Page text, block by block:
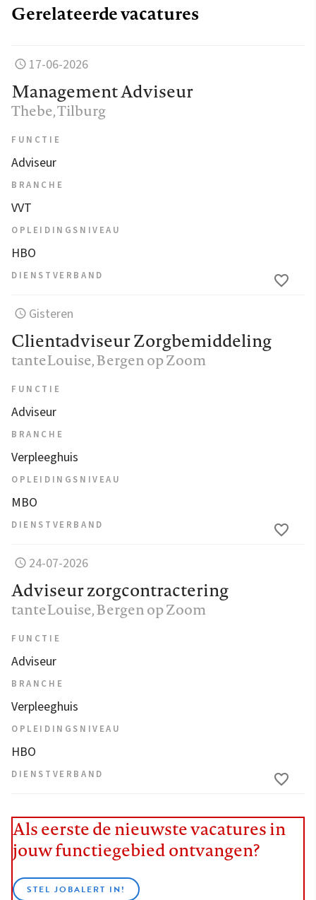
Gerelateerde vacatures
17-06-2026
Management Adviseur
Thebe, Tilburg
FUNCTIE
Adviseur
BRANCHE
VVT
OPLEIDINGSNIVEAU
HBO
DIENSTVERBAND
Gisteren
Clientadviseur Zorgbemiddeling
tanteLouise, Bergen op Zoom
FUNCTIE
Adviseur
BRANCHE
Verpleeghuis
OPLEIDINGSNIVEAU
MBO
DIENSTVERBAND
24-07-2026
Adviseur zorgcontractering
tanteLouise, Bergen op Zoom
FUNCTIE
Adviseur
BRANCHE
Verpleeghuis
OPLEIDINGSNIVEAU
HBO
DIENSTVERBAND
Als eerste de nieuwste vacatures in
jouw functiegebied ontvangen?
STEL JOBALERT IN!